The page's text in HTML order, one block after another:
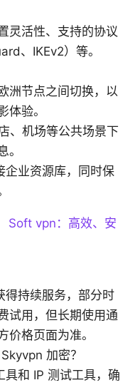
灵活性、支持的协议
、IKEv2）等。
洲节点之间切换，以
体验。
、机场等公共场景下
。
企业资源库，同时保
Soft vpn：高效、安
得持续服务，部分时
试用，但长期使用通
价格页面为准。
加密？
具和 IP 测试工具，确